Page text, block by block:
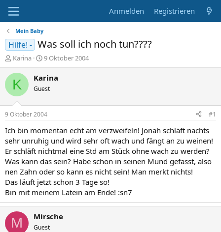
Anmelden Registrieren
Mein Baby
Hilfe! - Was soll ich noch tun????
E
r
s
l
e
r
Karina
E
r
s
e
t
a
m
9 Oktober 2004
K Karina
Guest
9 Oktober 2004 #1
Ich bin momentan echt am verzweifeln! Jonah schläft nachts
sehr unruhig und wird sehr oft wach und fängt an zu weinen!
Er schläft nichtmal eine Std am Stück ohne wach zu werden?
Was kann das sein? Habe schon in seinen Mund gefasst, also
nen Zahn oder so kann es nicht sein! Man merkt nichts!
Das läuft jetzt schon 3 Tage so!
Bin mit meinem Latein am Ende! :sn7
M Mirsche
Guest